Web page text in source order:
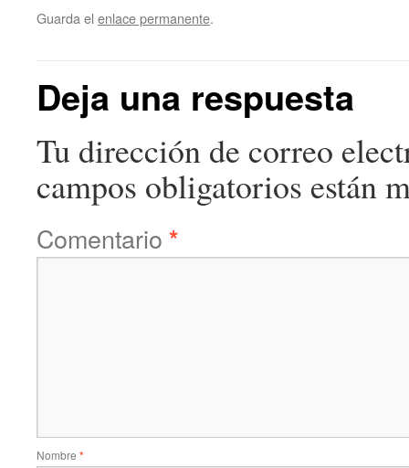
Guarda el enlace permanente.
Deja una respuesta
Tu dirección de correo
campos obligatorios están
Comentario *
Nombre *